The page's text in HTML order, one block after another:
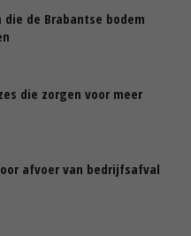
die de Brabantse bodem
die zorgen voor meer
afvoer van bedrijfsafval